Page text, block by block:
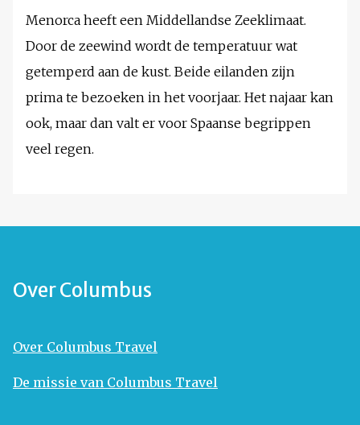
Menorca heeft een Middellandse Zeeklimaat.
Door de zeewind wordt de temperatuur wat
getemperd aan de kust. Beide eilanden zijn
prima te bezoeken in het voorjaar. Het najaar kan
ook, maar dan valt er voor Spaanse begrippen
veel regen.
Over Columbus
Over Columbus Travel
De missie van Columbus Travel